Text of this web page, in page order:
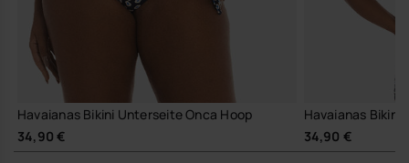
Havaianas Bikini Unterseite Onca Hoop
34,90 €
Havaianas Bikini
34,90 €